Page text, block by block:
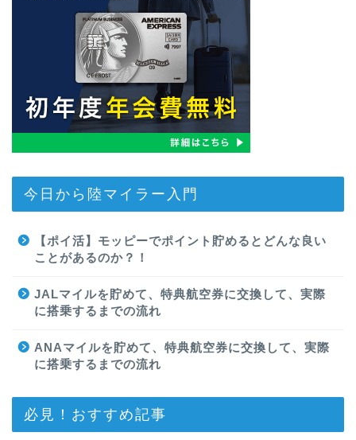
今日から陸マイラー入門
【ポイ活】モッピーでポイント貯めるとどんな良い
ことがあるのか？！
JALマイルを貯めて、特典航空券に交換して、実際
に搭乗するまでの流れ
ANAマイルを貯めて、特典航空券に交換して、実際
に搭乗するまでの流れ
必見！おすすめ記事